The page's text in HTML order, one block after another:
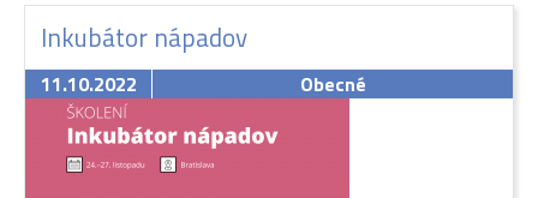
Inkubátor nápadov
11.10.2022 Obecné